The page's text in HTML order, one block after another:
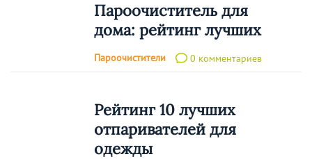
Пароочиститель для
дома: рейтинг лучших
Пароочистители 0 комментариев
Рейтинг 10 лучших
отпаривателей для
одежды